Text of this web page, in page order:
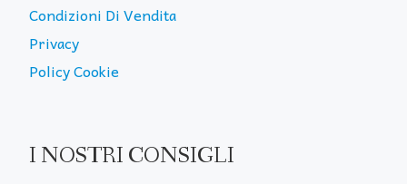
Condizioni Di Vendita
Privacy
Policy Cookie
I NOSTRI CONSIGLI